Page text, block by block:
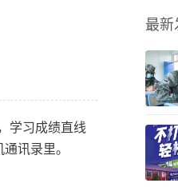
学习成绩直线
讯录里。
最新